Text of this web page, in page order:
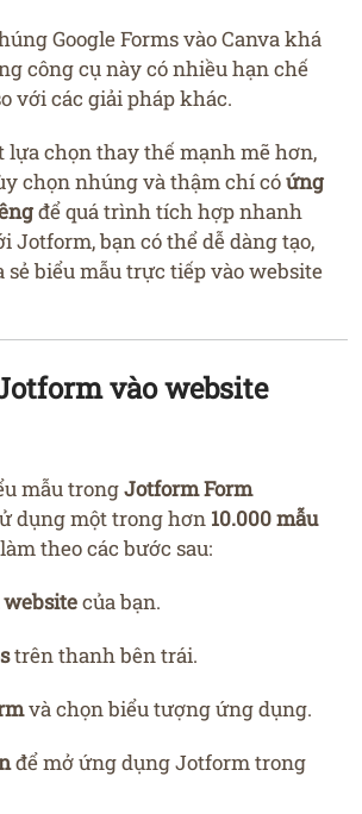
Google Forms vào Canva khá
công cụ này có nhiều hạn chế
với các giải pháp khác.
lựa chọn thay thế mạnh mẽ hơn,
chọn nhúng và thậm chí cóứng
để quá trình tích hợp nhanh
Jotform, bạn có thể dễ dàng tạo,
sẻ biểu mẫu trực tiếp vào website
vào website
mẫu trongJotform Form
dụng một trong hơn 10.000 mẫu
theo các bước sau:
websitecủa bạn.
trên thanh bên trái.
và chọn biểu tượng ứng dụng.
để mở ứng dụng Jotform trong